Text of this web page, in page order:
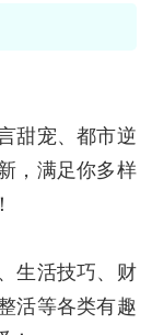
甜宠、都市逆
，满足你多样
生活技巧、财
活等各类有趣